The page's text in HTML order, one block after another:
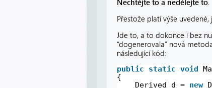
Nechtějte to a nedělejte to.
Přestože platí výše
Jde to, a to dokonce i bez
“dogenerovala” nová
následující kód:
public static void
{
Derived d = new